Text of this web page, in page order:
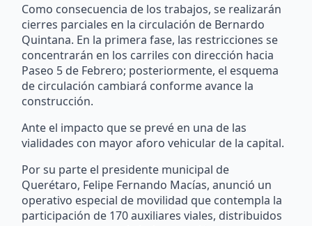
Como consecuencia de los trabajos, se realizarán
cierres parciales en la circulación de Bernardo
Quintana. En la primera fase, las restricciones se
concentrarán en los carriles con dirección hacia
Paseo 5 de Febrero; posteriormente, el esquema
de circulación cambiará conforme avance la
construcción.
Ante el impacto que se prevé en una de las
vialidades con mayor aforo vehicular de la capital.
Por su parte el presidente municipal de
Querétaro, Felipe Fernando Macías, anunció un
operativo especial de movilidad que contempla la
participación de 170 auxiliares viales, distribuidos